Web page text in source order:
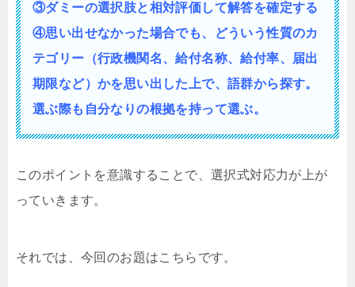
③ダミーの選択肢と相対評価して解答を確定する
④思い出せなかった場合でも、どういう性質のカ
テゴリー（行政機関名、給付名称、給付率、届出
期限など）かを思い出した上で、語群から探す。
選ぶ際も自分なりの根拠を持って選ぶ。
このポイントを意識することで、選択式対応力が上が
っていきます。
それでは、今回のお題はこちらです。